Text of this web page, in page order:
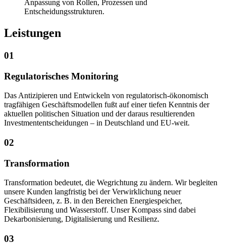
Anpassung von Rollen, Prozessen und
Entscheidungsstrukturen.
Leistungen
01
Regulatorisches Monitoring
Das Antizipieren und Entwickeln von regulatorisch-ökonomisch
tragfähigen Geschäftsmodellen fußt auf einer tiefen Kenntnis der
aktuellen politischen Situation und der daraus resultierenden
Investmententscheidungen – in Deutschland und EU-weit.
02
Transformation
Transformation bedeutet, die Wegrichtung zu ändern. Wir begleiten
unsere Kunden langfristig bei der Verwirklichung neuer
Geschäftsideen, z. B. in den Bereichen Energiespeicher,
Flexibilisierung und Wasserstoff. Unser Kompass sind dabei
Dekarbonisierung, Digitalisierung und Resilienz.
03